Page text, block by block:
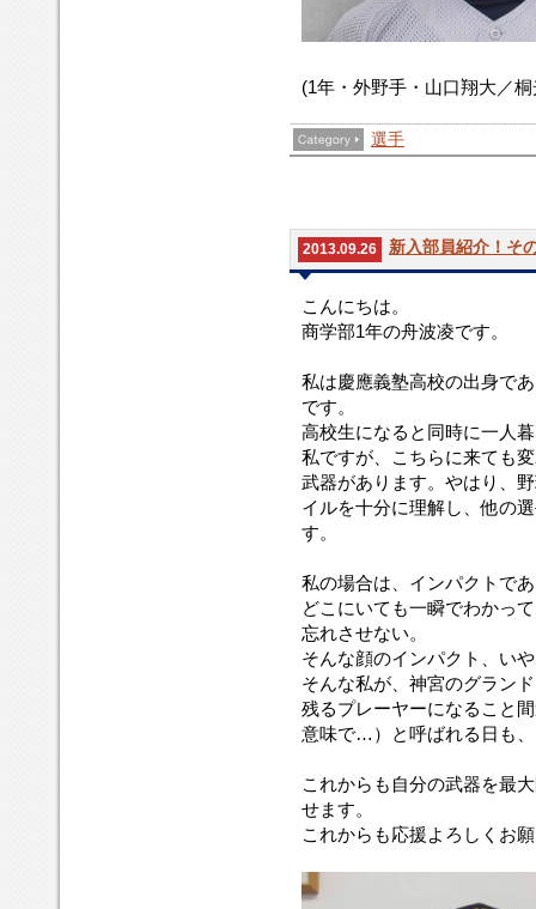
(1年・外野手・山口翔大／
選手
2013.09.26 新入部員紹介！そ
こんにちは。
商学部1年の舟波凌です。
私は慶應義塾高校の出身で
です。
高校生になると同時に一人
私ですが、こちらに来ても
武器があります。やはり、
イルを十分に理解し、他の
す。
私の場合は、インパクトで
どこにいても一瞬でわかっ
忘れさせない。
そんな顔のインパクト、い
そんな私が、神宮のグラン
残るプレーヤーになること
意味で…）と呼ばれる日も
これからも自分の武器を最
せます。
これからも応援よろしくお